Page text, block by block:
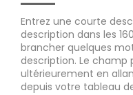
Entrez une courte
description dans les
brancher quelques
description. Le champ
ultérieurement en
depuis votre tableau